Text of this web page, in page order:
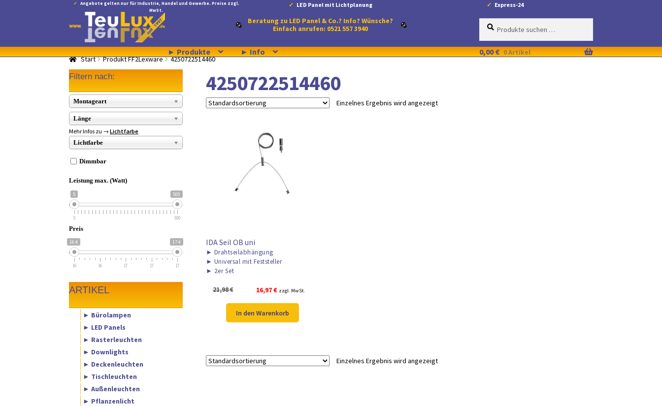
Angebote gelten nur für Industrie, Handel und Gewerbe. Preise zzgl.
MwSt.
LED Panel mit Lichtplanung Express-24
Navigation
springen
Inhalt
springen
Beratung zu LED Panel & Co.? Info? Wünsche?
Einfach anrufen: 0521 557 3940
Suche
Suchen
► Produkte ► Info 0,00€ 0 Artikel
Start Produkt FF2Lexware 4250722514460
4250722514460
Einzelnes Ergebnis wird angezeigt
IDA Seil OB uni
► Drahtseilabhängung
► Universal mit Feststeller
► 2er Set
21,98€
Ursprünglicher
war:
21,98 €
16,97€Aktueller
ist:
16,97 €.
zzgl. MwSt.
In den Warenkorb
Einzelnes Ergebnis wird angezeigt
Filtern nach:
Montageart
Länge
Mehr Infos zu →Lichtfarbe
Lichtfarbe
Dimmbar
Leistung max. (Watt)
5 500
5 500
Preis
16 € 17 €
16 16 17 17 17
ARTIKEL
► Bürolampen
► LED Panels
► Rasterleuchten
► Downlights
► Deckenleuchten
► Tischleuchten
► Außenleuchten
► Pflanzenlicht